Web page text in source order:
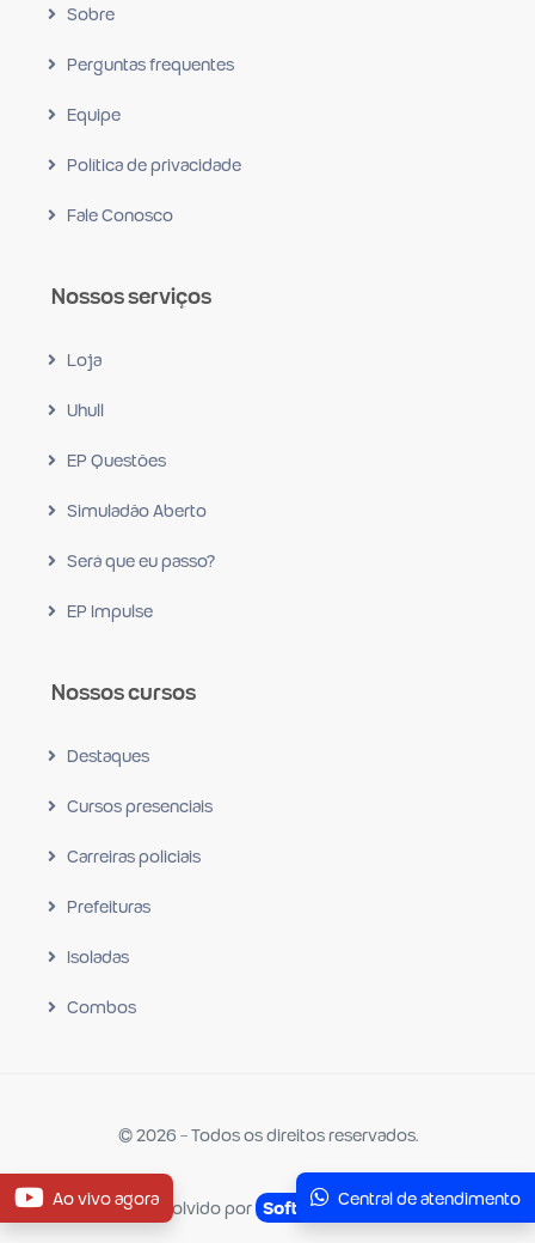
Ao vivo agora Central de atendimento
Sobre
Perguntas frequentes
Equipe
Política de privacidade
Fale Conosco
Nossos serviços
Loja
Uhull
EP Questões
Simuladão Aberto
Será que eu passo?
EP Impulse
Nossos cursos
Destaques
Cursos presenciais
Carreiras policiais
Prefeituras
Isoladas
Combos
© 2026 - Todos os direitos reservados.
Desenvolvido por Software Criativo